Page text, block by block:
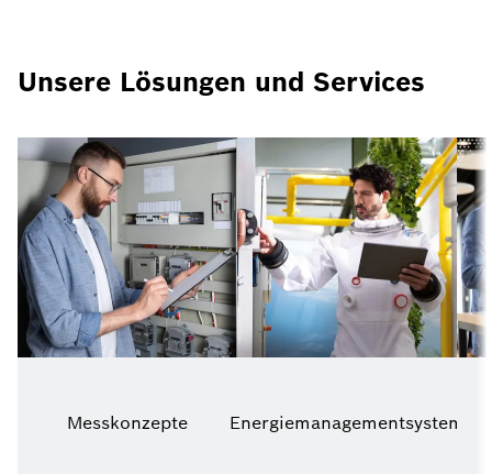
Unsere Lösungen und Services
Messkonzepte Energiemanagementsystem